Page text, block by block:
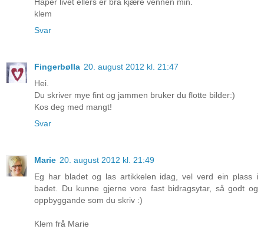
klem
Svar
Fingerbølla 20. august 2012 kl. 21:47
Hei.
Du skriver mye fint og jammen bruker du flotte bilder:)
Kos deg med mangt!
Svar
Marie 20. august 2012 kl. 21:49
Eg har bladet og las artikkelen idag, vel verd ein plass i
badet. Du kunne gjerne vore fast bidragsytar, så godt og
oppbyggande som du skriv :)
Klem frå Marie